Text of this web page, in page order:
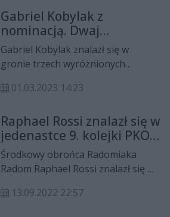
Gabriel Kobylak z
nominacją. Dwaj
zawodnicy Radomiaka
Radom w jedenastce
kolejki
Gabriel Kobylak znalazł się w
gronie trzech wyróżnionych
tytuł młodzieżowca lutego w PKO
Abramowicz i Leonardo Rocha, po
meczu z Lechią Gdańsk, trafili do
„jedenastki” kolejki.
01.03.2023 14:23
Raphael Rossi znalazł się w
jedenastce 9. kolejki PKO
Ekstraklasy
Środkowy obrońca Radomiaka
Radom Raphael Rossi znalazł się w
Wyróżnienie zawodnik otrzymał za
13.09.2022 22:57